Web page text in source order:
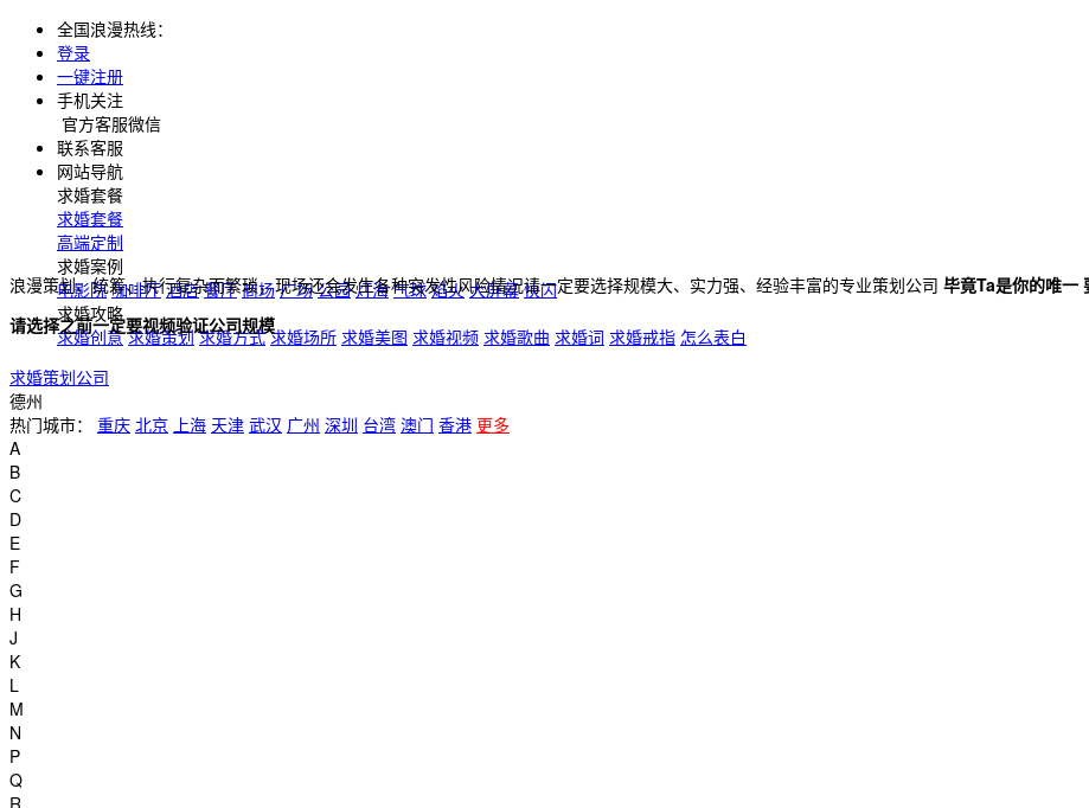
全国浪漫热线：
登录
一键注册
手机关注
官方客服微信
联系客服
网站导航
求婚套餐
求婚套餐
高端定制
求婚案例
电影院 咖啡厅 酒店 餐厅 商场 广场 公园 灯海 气球 焰火 大屏幕 快闪
求婚攻略
求婚创意 求婚策划 求婚方式 求婚场所 求婚美图 求婚视频 求婚歌曲 求婚词 求婚戒指 怎么表白
求婚策划公司
德州
热门城市：
重庆 北京 上海 天津 武汉 广州 深圳 台湾 澳门 香港 更多
A
B
C
D
E
F
G
H
J
K
L
M
N
P
Q
R
浪漫策划、统筹、执行复杂而繁琐，现场还会发生各种突发性风险情况请一定要选择规模大、实力强、经验丰富的专业策划公司 毕竟Ta是你的唯一
请选择之前一定要视频验证公司规模